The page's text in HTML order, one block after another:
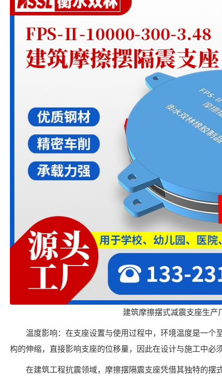
建筑摩擦摆式减震支座生产
温度影响：在支座设置与使用过程中，环境温度是一个
构的伸缩，直接影响支座的位移量，因此在设计与施工中必
在建筑工程抗震领域，摩擦摆隔震支座凭借其独特的摆